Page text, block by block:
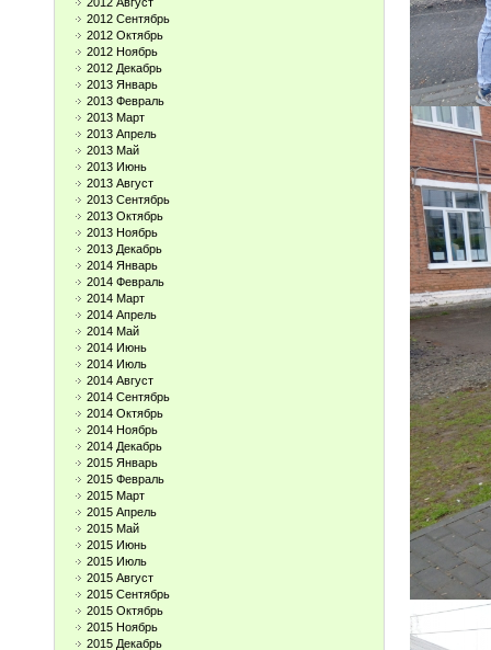
2012 Сентябрь
2012 Октябрь
2012 Ноябрь
2012 Декабрь
2013 Январь
2013 Февраль
2013 Март
2013 Апрель
2013 Май
2013 Июнь
2013 Август
2013 Сентябрь
2013 Октябрь
2013 Ноябрь
2013 Декабрь
2014 Январь
2014 Февраль
2014 Март
2014 Апрель
2014 Май
2014 Июнь
2014 Июль
2014 Август
2014 Сентябрь
2014 Октябрь
2014 Ноябрь
2014 Декабрь
2015 Январь
2015 Февраль
2015 Март
2015 Апрель
2015 Май
2015 Июнь
2015 Июль
2015 Август
2015 Сентябрь
2015 Октябрь
2015 Ноябрь
2015 Декабрь